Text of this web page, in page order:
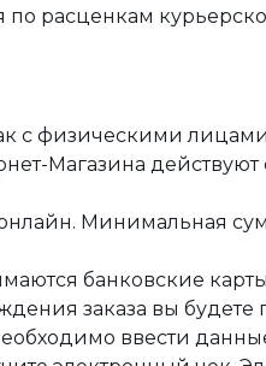
по расценкам
с физическими
Магазина
Минимальная
банковские
заказа вы
ввести